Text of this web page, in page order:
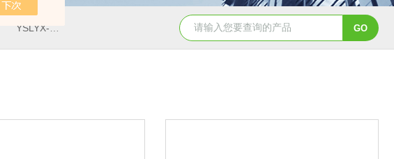
YSLYX-010防水试验设备 YSCYS-010臭氧老化试验设备